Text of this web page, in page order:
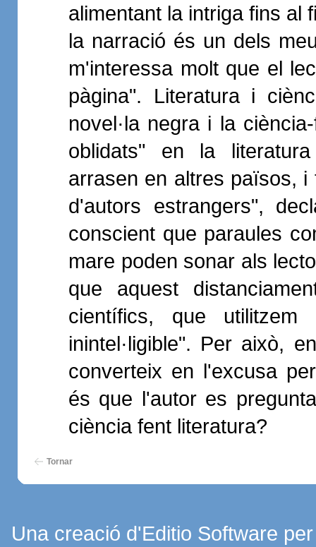
alimentant la intriga fins al
la narració és un dels
m'interessa molt que el
pàgina". Literatura i
novel·la negra i la
oblidats" en la
arrasen en altres països,
d'autors estrangers",
conscient que paraules
mare poden sonar als
que aquest
científics, que
inintel·ligible". Per això,
converteix en l'excusa
és que l'autor es
ciència fent literatura?
Tornar
Una creació d'Editio Software